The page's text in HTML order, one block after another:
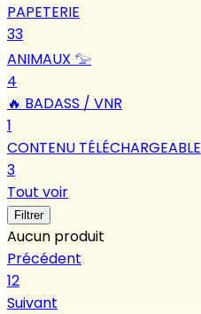
PAPETERIE
33
ANIMAUX 𓅰
4
🔥 BADASS / VNR
1
CONTENU TÉLÉCHARGEABLE
3
Tout voir
Filtrer
Aucun produit
Précédent
12
Suivant